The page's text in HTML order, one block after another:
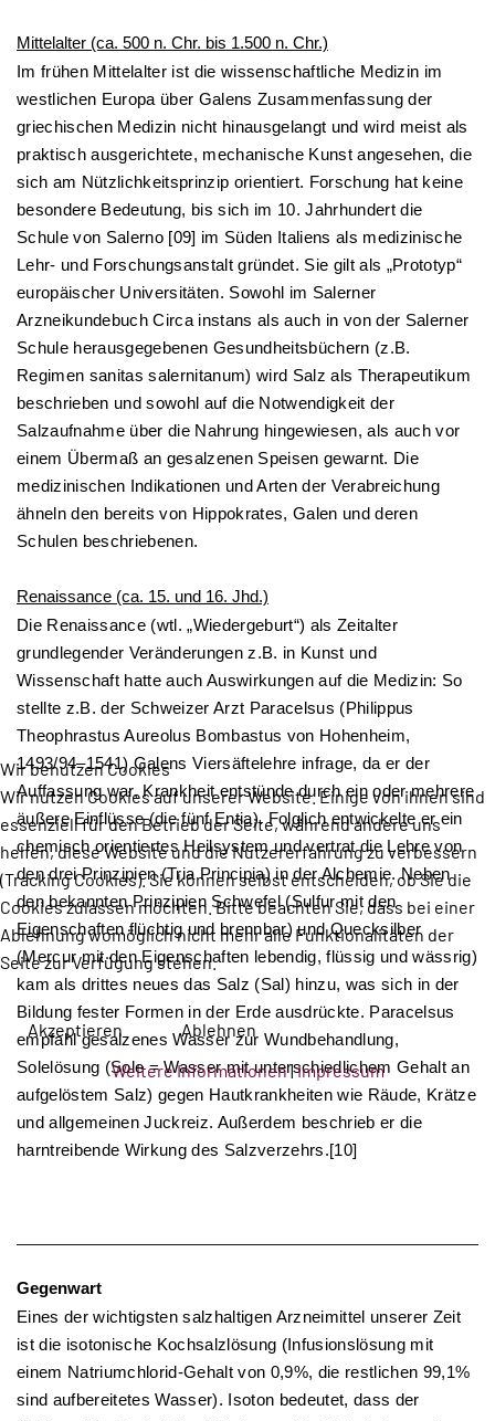
Mittelalter (ca. 500 n. Chr. bis 1.500 n. Chr.)
Im frühen Mittelalter ist die wissenschaftliche Medizin im
westlichen Europa über Galens Zusammenfassung der
griechischen Medizin nicht hinausgelangt und wird meist als
praktisch ausgerichtete, mechanische Kunst angesehen, die
sich am Nützlichkeitsprinzip orientiert. Forschung hat keine
besondere Bedeutung, bis sich im 10. Jahrhundert die
Schule von Salerno [09] im Süden Italiens als medizinische
Lehr- und Forschungsanstalt gründet. Sie gilt als „Prototyp“
europäischer Universitäten. Sowohl im Salerner
Arzneikundebuch Circa instans als auch in von der Salerner
Schule herausgegebenen Gesundheitsbüchern (z.B.
Regimen sanitas salernitanum) wird Salz als Therapeutikum
beschrieben und sowohl auf die Notwendigkeit der
Salzaufnahme über die Nahrung hingewiesen, als auch vor
einem Übermaß an gesalzenen Speisen gewarnt. Die
medizinischen Indikationen und Arten der Verabreichung
ähneln den bereits von Hippokrates, Galen und deren
Schulen beschriebenen.
Renaissance (ca. 15. und 16. Jhd.)
Die Renaissance (wtl. „Wiedergeburt“) als Zeitalter
grundlegender Veränderungen z.B. in Kunst und
Wissenschaft hatte auch Auswirkungen auf die Medizin: So
stellte z.B. der Schweizer Arzt Paracelsus (Philippus
Theophrastus Aureolus Bombastus von Hohenheim,
1493/94–1541) Galens Viersäftelehre infrage, da er der
Auffassung war, Krankheit entstünde durch ein oder mehrere
äußere Einflüsse (die fünf Entia). Folglich entwickelte er ein
chemisch orientiertes Heilsystem und vertrat die Lehre von
den drei Prinzipien (Tria Principia) in der Alchemie. Neben
den bekannten Prinzipien Schwefel (Sulfur mit den
Eigenschaften flüchtig und brennbar) und Quecksilber
(Mercur mit den Eigenschaften lebendig, flüssig und wässrig)
kam als drittes neues das Salz (Sal) hinzu, was sich in der
Bildung fester Formen in der Erde ausdrückte. Paracelsus
empfahl gesalzenes Wasser zur Wundbehandlung,
Solelösung (Sole = Wasser mit unterschiedlichem Gehalt an
aufgelöstem Salz) gegen Hautkrankheiten wie Räude, Krätze
und allgemeinen Juckreiz. Außerdem beschrieb er die
harntreibende Wirkung des Salzverzehrs.[10]
Gegenwart
Eines der wichtigsten salzhaltigen Arzneimittel unserer Zeit
ist die isotonische Kochsalzlösung (Infusionslösung mit
einem Natriumchlorid-Gehalt von 0,9%, die restlichen 99,1%
sind aufbereitetes Wasser). Isoton bedeutet, dass der
Wir benutzen Cookies
Wir nutzen Cookies auf unserer Website. Einige von ihnen sind
essenziell für den Betrieb der Seite, während andere uns
helfen, diese Website und die Nutzererfahrung zu verbessern
(Tracking Cookies). Sie können selbst entscheiden, ob Sie die
Cookies zulassen möchten. Bitte beachten Sie, dass bei einer
Ablehnung womöglich nicht mehr alle Funktionalitäten der
Seite zur Verfügung stehen.
Akzeptieren
Ablehnen
Weitere Informationen|Impressum